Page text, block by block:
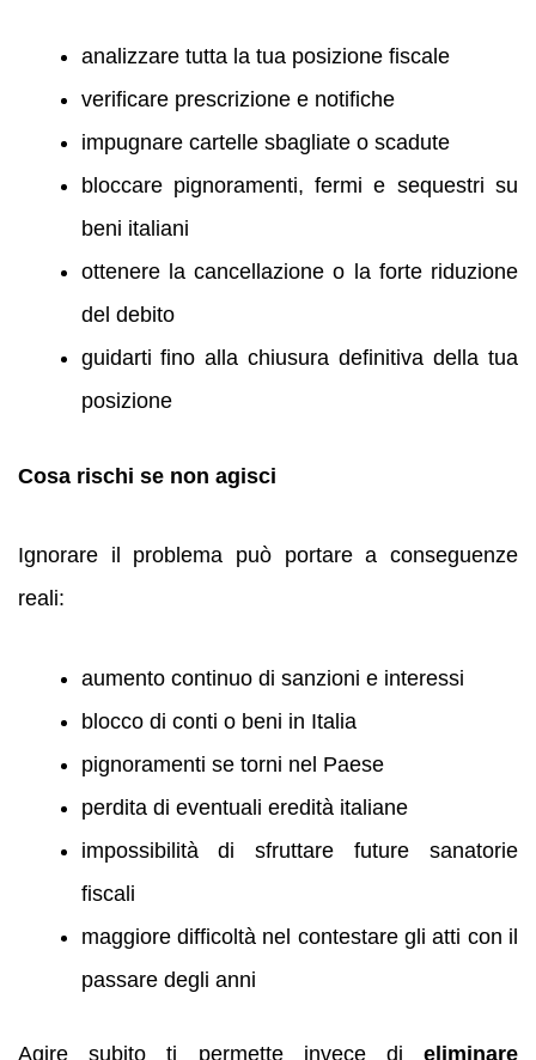
analizzare tutta la tua posizione fiscale
verificare prescrizione e notifiche
impugnare cartelle sbagliate o scadute
bloccare pignoramenti, fermi e sequestri su
beni italiani
ottenere la cancellazione o la forte riduzione
del debito
guidarti fino alla chiusura definitiva della tua
posizione
Cosa rischi se non agisci
Ignorare il problema può portare a conseguenze
reali:
aumento continuo di sanzioni e interessi
blocco di conti o beni in Italia
pignoramenti se torni nel Paese
perdita di eventuali eredità italiane
impossibilità di sfruttare future sanatorie
fiscali
maggiore difficoltà nel contestare gli atti con il
passare degli anni
Agire subito ti permette invece di eliminare